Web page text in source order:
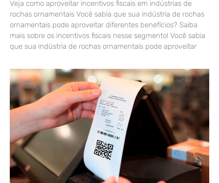
Veja como aproveitar incentivos fiscais em indústrias de
rochas ornamentais Você sabia que sua indústria de rochas
ornamentais pode aproveitar diferentes benefícios? Saiba
mais sobre os incentivos fiscais nesse segmento! Você sabia
que sua indústria de rochas ornamentais pode aproveitar